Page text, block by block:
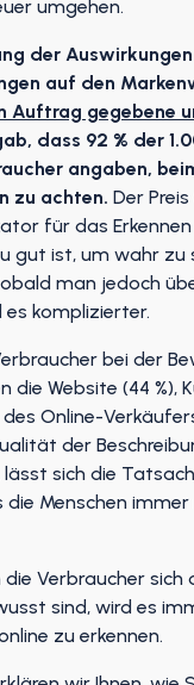
umgehen.
der
auf den
Auftrag gegebene
dass 92 % der
angaben,
zu achten. Der
für das Erkennen
gut ist, um wahr zu
man jedoch
komplizierter.
bei der
die Website (44 %),
Online-
der
sich die
die Menschen
Verbraucher sich
sind, wird es
zu erkennen.